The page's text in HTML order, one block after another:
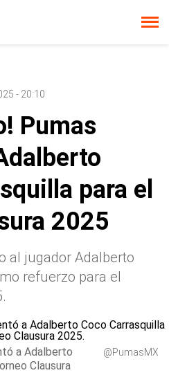
- 20:10
Pumas
para el
2025
al jugador Adalberto
refuerzo para el
a Adalberto
Clausura
@PumasMX